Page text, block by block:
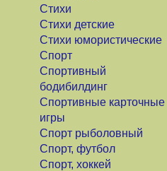
Стихи
Стихи детские
Стихи юмористические
Спорт
Спортивный
бодибилдинг
Спортивные карточные
игры
Спорт рыболовный
Спорт, футбол
Спорт, хоккей